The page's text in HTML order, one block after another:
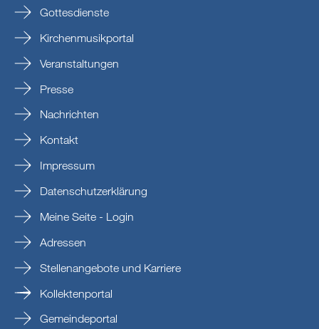
Gottesdienste
Kirchenmusikportal
Veranstaltungen
Presse
Nachrichten
Kontakt
Impressum
Datenschutzerklärung
Meine Seite - Login
Adressen
Stellenangebote und Karriere
Kollektenportal
Gemeindeportal